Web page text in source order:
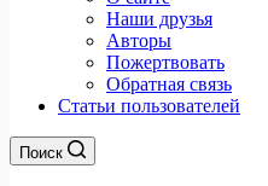
Наши друзья
Авторы
Пожертвовать
Обратная связь
Статьи пользователей
Поиск